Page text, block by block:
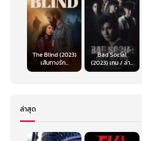
The Blind (2023)
เส้นทางรัก...
Bad Social
(2023) เกม / ล่า...
ล่าสุด